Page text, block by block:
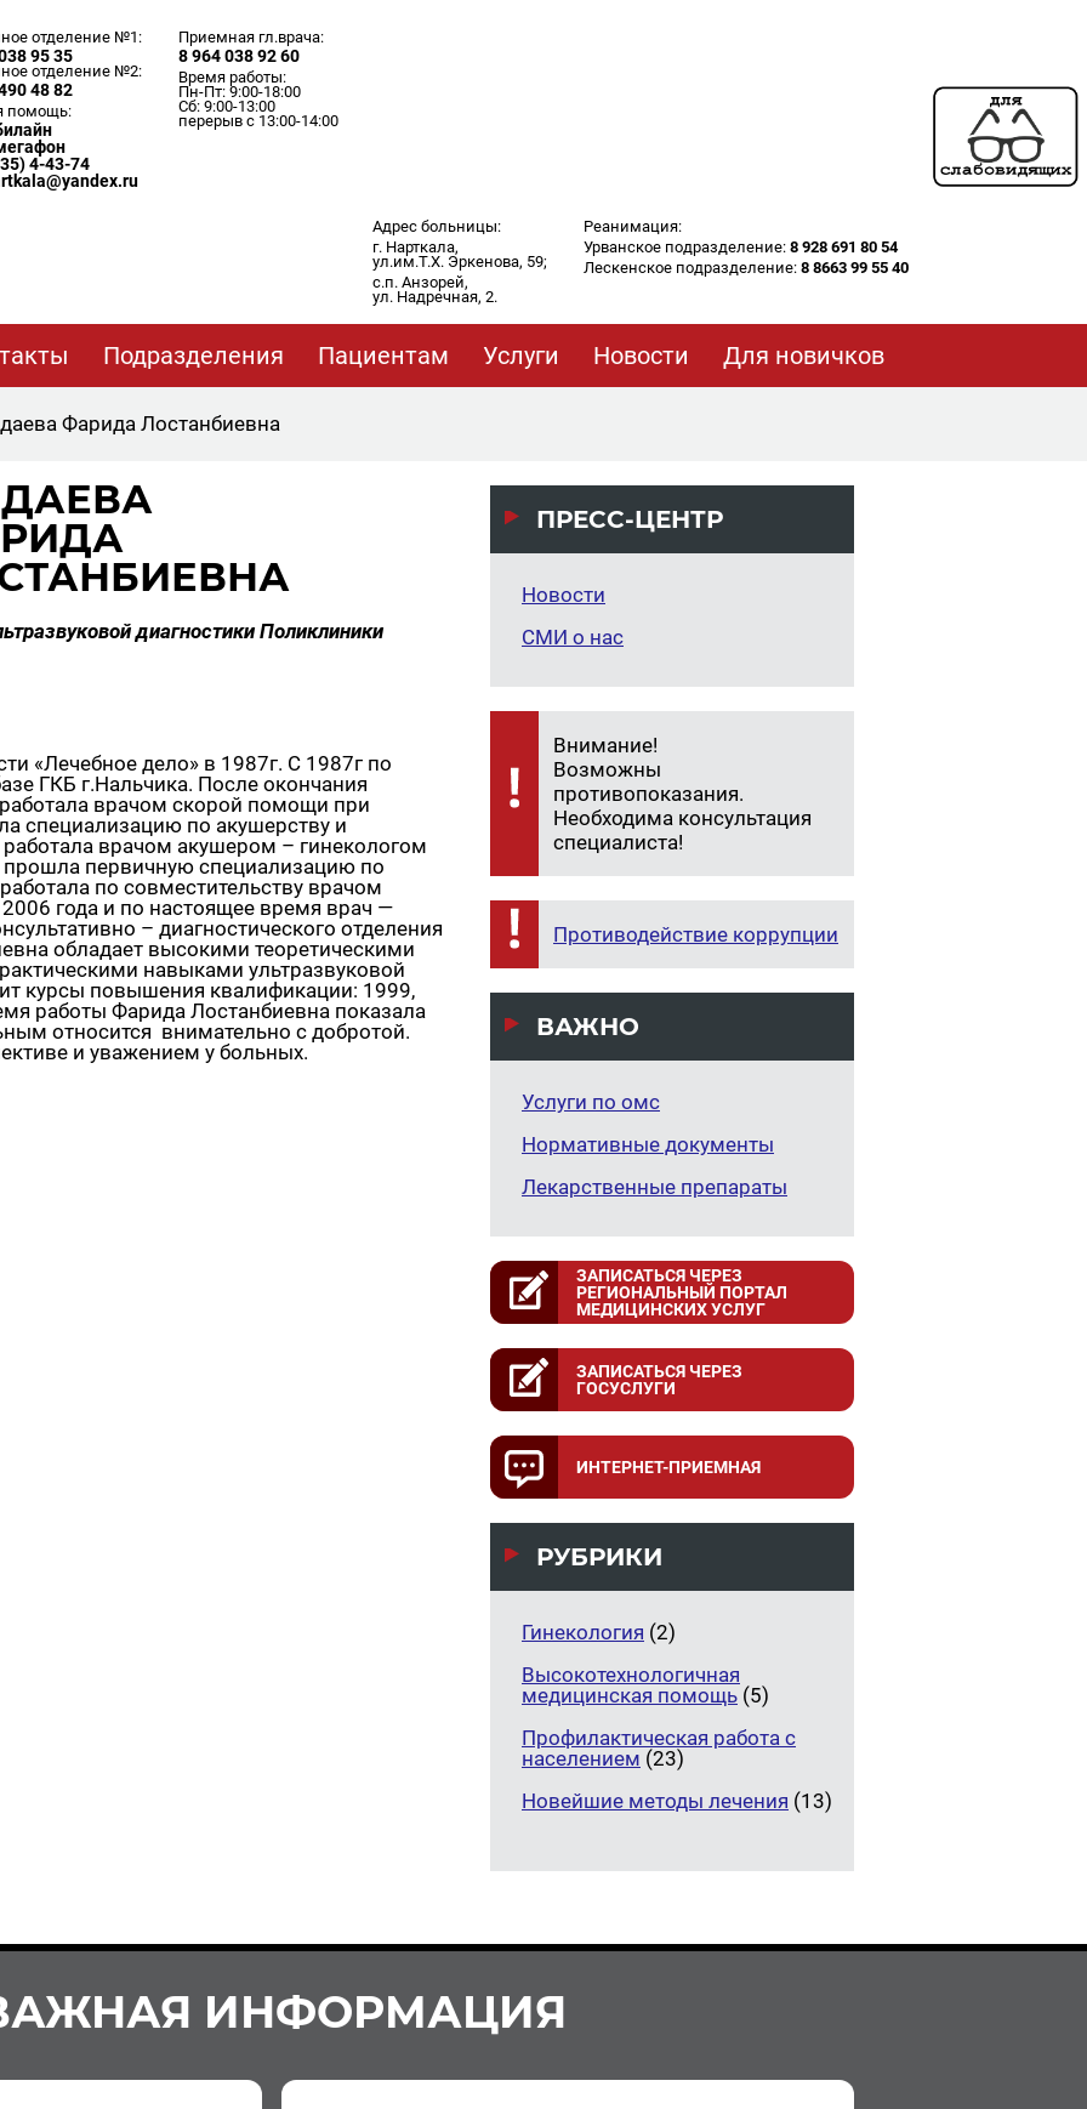
отделение №1:
95 35
отделение №2:
48 82
помощь:
4-43-74
Приемная гл.врача:
8 964 038 92 60
Время работы:
Пн-Пт: 9:00-18:00
Сб: 9:00-13:00
перерыв с 13:00-14:00
Адрес больницы:
г. Нарткала,
ул.им.Т.Х. Эркенова, 59;
с.п. Анзорей,
ул. Надречная, 2.
Реанимация:
Урванское подразделение: 8 928 691 80 54
Лескенское подразделение: 8 8663 99 55 40
Подразделения Пациентам Услуги Новости Для новичков
Фарида Лостанбиевна
диагностики Поликлиники
«Лечебное дело» в 1987г. С 1987г по
ГКБ г.Нальчика. После окончания
врачом скорой помощи при
специализацию по акушерству и
работала врачом акушером – гинекологом
прошла первичную специализацию по
по совместительству врачом
года и по настоящее время врач —
– диагностического отделения
обладает высокими теоретическими
навыками ультразвуковой
курсы повышения квалификации: 1999,
работы Фарида Лостанбиевна показала
относится внимательно с добротой.
и уважением у больных.
ПРЕСС-ЦЕНТР
Новости
СМИ о нас
Внимание!
Возможны
противопоказания.
Необходима консультация
специалиста!
Противодействие коррупции
ВАЖНО
Услуги по омс
Нормативные документы
Лекарственные препараты
ЗАПИСАТЬСЯ ЧЕРЕЗ
РЕГИОНАЛЬНЫЙ ПОРТАЛ
МЕДИЦИНСКИХ УСЛУГ
ЗАПИСАТЬСЯ ЧЕРЕЗ
ГОСУСЛУГИ
ИНТЕРНЕТ-ПРИЕМНАЯ
РУБРИКИ
Гинекология (2)
Высокотехнологичная
медицинская помощь (5)
Профилактическая работа с
населением (23)
Новейшие методы лечения (13)
ИНФОРМАЦИЯ